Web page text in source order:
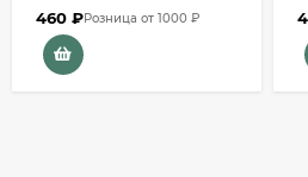
460 ₽Розница от 1000 ₽